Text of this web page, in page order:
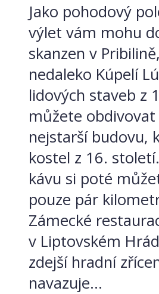
Jako pohodový
výlet vám mohu
skanzen v
nedaleko Kúpelí
lidových staveb z
můžete obdivovat
nejstarší budovu,
kostel z 16.
kávu si poté
pouze pár
Zámecké
v Liptovském
zdejší hradní
navazuje...